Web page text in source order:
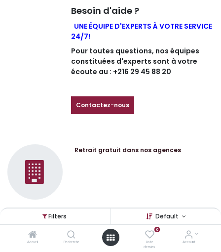
Filters Default
Accueil Recherche
0
Liste
d'envies
Account
Besoin d'aide ?
UNE ÉQUIPE D'EXPERTS À VOTRE SERVICE
24/7!
Pour toutes questions, nos équipes
constituées d'experts sont à votre
écoute au : +216 29 45 88 20
Contactez-nous
Retrait gratuit dans nos agences
Livraison gratuite à partir de 300 dinars